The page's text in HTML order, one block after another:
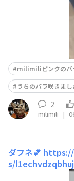
milimiliピンクのバ
うちのバラ咲きまし
2
milimili |
ダフネ💕 https://
s/
した🩷6/146/